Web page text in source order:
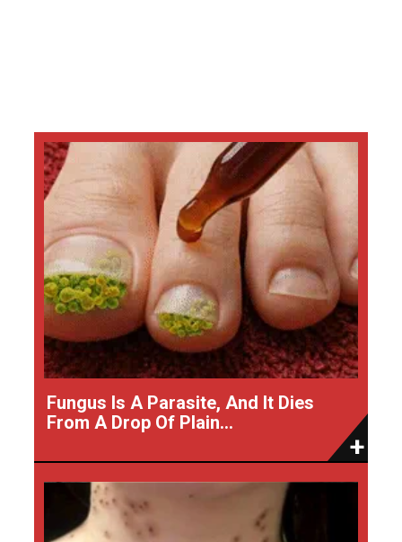
Fungus Is A Parasite, And It Dies
From A Drop Of Plain...